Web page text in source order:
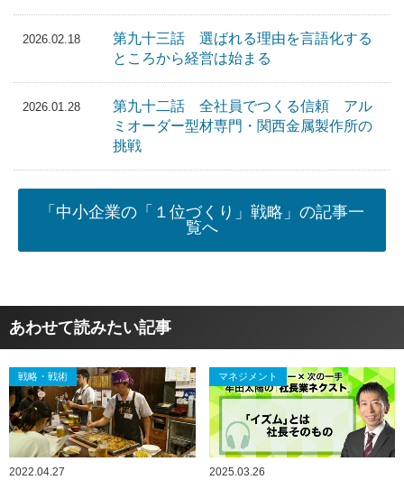
2026.02.18
第九十三話 選ばれる理由を言語化する
ところから経営は始まる
2026.01.28
第九十二話 全社員でつくる信頼 アル
ミオーダー型材専門・関西金属製作所の
挑戦
「中小企業の「１位づくり」戦略」の記事一
覧へ
あわせて読みたい記事
戦略・戦術
2022.04.27
マネジメント
2025.03.26